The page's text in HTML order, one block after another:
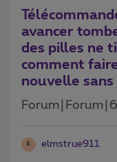
avancer
des pilles ne
comment
nouvelle
E elmstrue911